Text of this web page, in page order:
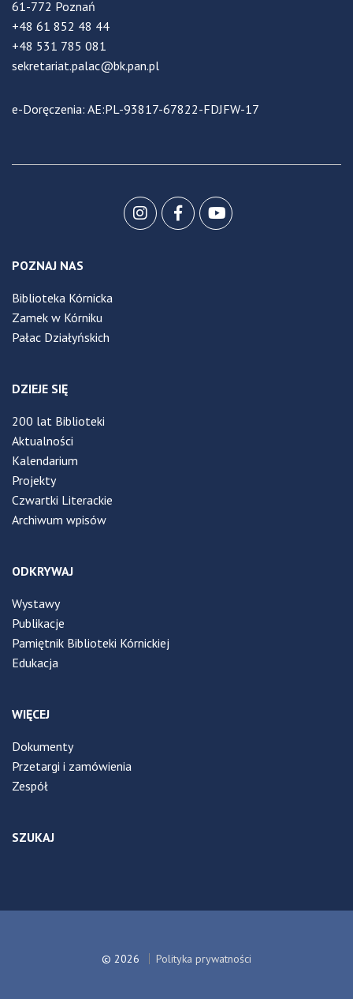
61-772 Poznań
+48 61 852 48 44
+48 531 785 081
sekretariat.palac@bk.pan.pl
e-Doręczenia: AE:PL-93817-67822-FDJFW-17
POZNAJ NAS
Biblioteka Kórnicka
Zamek w Kórniku
Pałac Działyńskich
DZIEJE SIĘ
200 lat Biblioteki
Aktualności
Kalendarium
Projekty
Czwartki Literackie
Archiwum wpisów
ODKRYWAJ
Wystawy
Publikacje
Pamiętnik Biblioteki Kórnickiej
Edukacja
WIĘCEJ
Dokumenty
Przetargi i zamówienia
Zespół
SZUKAJ
© 2026 Polityka prywatności